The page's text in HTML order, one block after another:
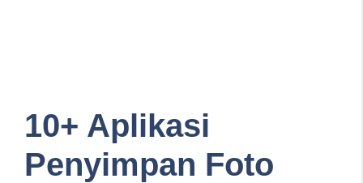
10+ Aplikasi
Penyimpan Foto